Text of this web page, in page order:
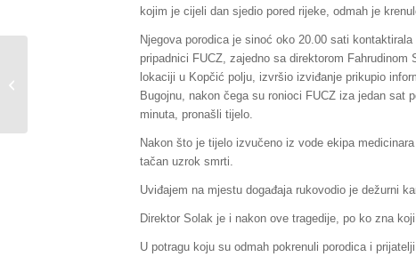
kojim je cijeli dan sjedio pored rijeke, odmah je
Njegova porodica je sinoć oko 20.00 sati
pripadnici FUCZ, zajedno sa direktorom
lokaciji u Kopčić polju, izvršio izviđanje prikupio
Bugojnu, nakon čega su ronioci FUCZ iza jedan sat
minuta, pronašli tijelo.
Nakon što je tijelo izvučeno iz vode ekipa
tačan uzrok smrti.
Uviđajem na mjestu događaja rukovodio je dežurni
Direktor Solak je i nakon ove tragedije, po ko zna
U potragu koju su odmah pokrenuli porodica i
Na lokaciji Varošluk kod
Turbeta u općini Travnik
deminirano 95.266 m²